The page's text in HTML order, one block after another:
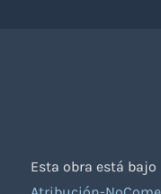
Esta obra está bajo